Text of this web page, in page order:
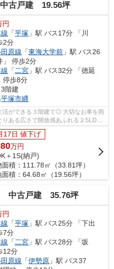
古戸建 19.56坪
円
「平塚 」駅 バス17分 「川
2分
原線 「東海大学前 」駅 バス26
」 停歩2分
「 二宮 」駅 バス32分 「徳延
停歩8分
階建
平塚市纒
活ができる３階建て◎ 大切なお車を雨
ある広さで開放感あふれる２SLDK
♪お...
17日 値下げ
万円
＋1S(納戸)
面積：111.78㎡（33.81坪）
面積：64.68㎡（19.56坪）
中古戸建 35.76坪
円
「平塚 」駅 バス25分 「下出
7分
「 二宮 」駅 バス28分 「坂
12分
原線 「伊勢原 」駅 バス37